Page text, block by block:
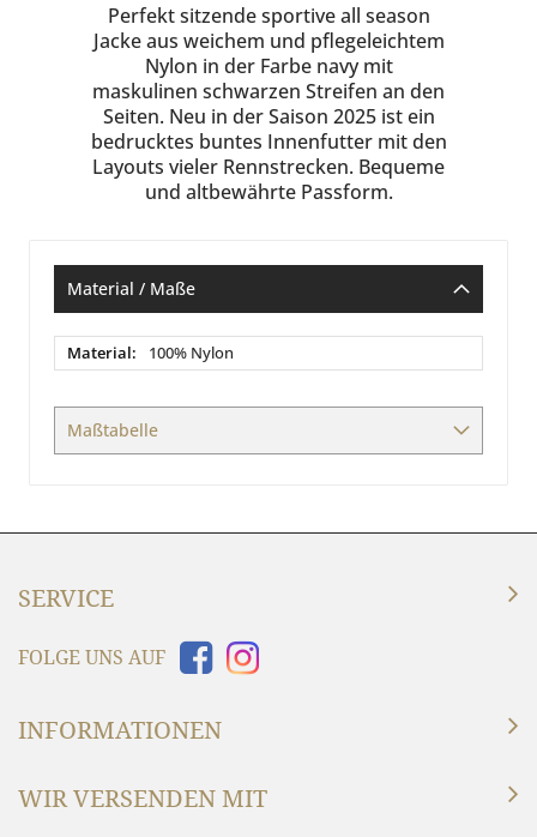
Perfekt sitzende sportive all season
Jacke aus weichem und pflegeleichtem
Nylon in der Farbe navy mit
maskulinen schwarzen Streifen an den
Seiten. Neu in der Saison 2025 ist ein
bedrucktes buntes Innenfutter mit den
Layouts vieler Rennstrecken. Bequeme
und altbewährte Passform.
Material / Maße
Material
/
100% Nylon
Maßtabelle
SERVICE
FOLGE UNS AUF
INFORMATIONEN
WIR VERSENDEN MIT